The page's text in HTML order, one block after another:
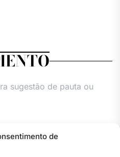
de
sugestão de pauta ou